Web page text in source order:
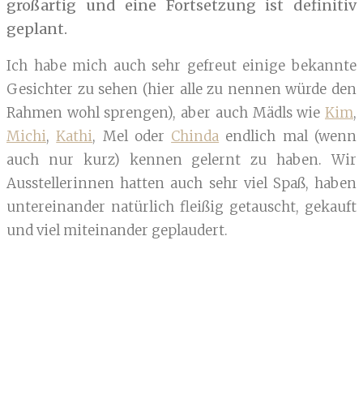
großartig und eine Fortsetzung ist definitiv
geplant.
Ich habe mich auch sehr gefreut einige bekannte
Gesichter zu sehen (hier alle zu nennen würde den
Rahmen wohl sprengen), aber auch Mädls wie Kim,
Michi,Kathi, Mel oder Chinda endlich mal (wenn
auch nur kurz) kennen gelernt zu haben. Wir
Ausstellerinnen hatten auch sehr viel Spaß, haben
untereinander natürlich fleißig getauscht, gekauft
und viel miteinander geplaudert.